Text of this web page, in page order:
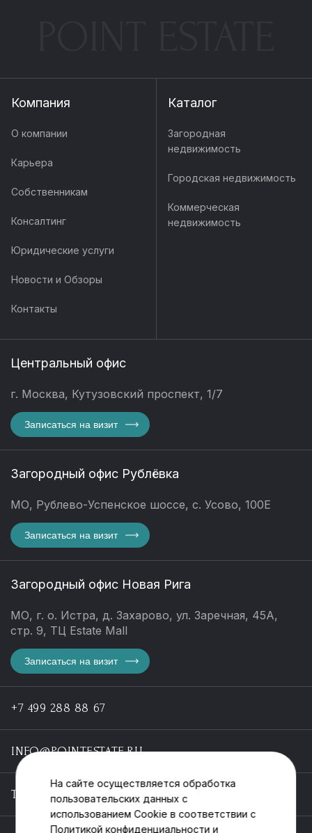
Компания
О компании
Карьера
Собственникам
Консалтинг
Юридические услуги
Новости и Обзоры
Контакты
Каталог
Загородная
недвижимость
Городская недвижимость
Коммерческая
недвижимость
Центральный офис
г. Москва, Кутузовский проспект, 1/7
Записаться на визит
Загородный офис Рублёвка
МО, Рублево-Успенское шоссе, с. Усово, 100Е
Записаться на визит
Загородный офис Новая Рига
МО, г. о. Истра, д. Захарово, ул. Заречная, 45А,
стр. 9, ТЦ Estate Mall
Записаться на визит
+7 499 288 88 67
INFO@POINTESTATE.RU
TELEGRAM
На сайте осуществляется обработка
пользовательских данных с
использованием Cookie в соответствии с
Политикой конфиденциальности и